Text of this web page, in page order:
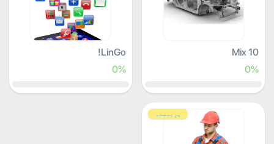
Mix 10
0%
LinGo!
0%
پرِیمیئم